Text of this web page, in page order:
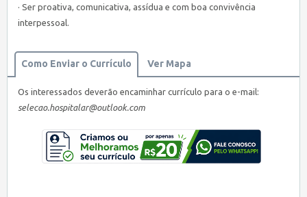
· Ser proativa, comunicativa, assídua e com boa convivência
interpessoal.
Como Enviar o Currículo Ver Mapa
Os interessados deverão encaminhar currículo para o e-mail:
selecao.hospitalar@outlook.com